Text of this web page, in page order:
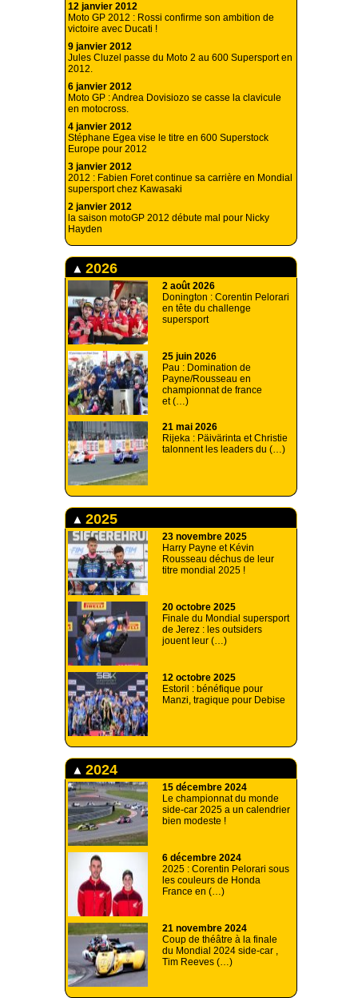
12 janvier 2012
Moto GP 2012 : Rossi confirme son ambition de
victoire avec Ducati !
9 janvier 2012
Jules Cluzel passe du Moto 2 au 600 Supersport en
2012.
6 janvier 2012
Moto GP : Andrea Dovisiozo se casse la clavicule
en motocross.
4 janvier 2012
Stéphane Egea vise le titre en 600 Superstock
Europe pour 2012
3 janvier 2012
2012 : Fabien Foret continue sa carrière en Mondial
supersport chez Kawasaki
2 janvier 2012
la saison motoGP 2012 débute mal pour Nicky
Hayden
2026
2 août 2026
Donington : Corentin Pelorari
en tête du challenge
supersport
25 juin 2026
Pau : Domination de
Payne/Rousseau en
championnat de france
et (…)
21 mai 2026
Rijeka : Päivärinta et Christie
talonnent les leaders du (…)
2025
23 novembre 2025
Harry Payne et Kévin
Rousseau déchus de leur
titre mondial 2025 !
20 octobre 2025
Finale du Mondial supersport
de Jerez : les outsiders
jouent leur (…)
12 octobre 2025
Estoril : bénéfique pour
Manzi, tragique pour Debise
2024
15 décembre 2024
Le championnat du monde
side-car 2025 a un calendrier
bien modeste !
6 décembre 2024
2025 : Corentin Pelorari sous
les couleurs de Honda
France en (…)
21 novembre 2024
Coup de théâtre à la finale
du Mondial 2024 side-car ,
Tim Reeves (…)